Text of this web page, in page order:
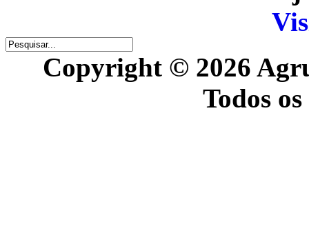
Copyright © 2026
Todos